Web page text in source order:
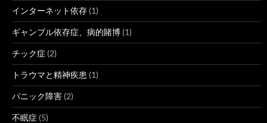
インターネット依存 (1)
ギャンブル依存症、病的賭博 (1)
チック症 (2)
トラウマと精神疾患 (1)
パニック障害 (2)
不眠症 (5)